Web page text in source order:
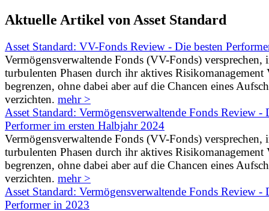
Aktuelle Artikel von Asset Standard
Asset Standard: VV-Fonds Review - Die besten
Vermögensverwaltende Fonds (VV-Fonds) versprechen,
turbulenten Phasen durch ihr aktives Risikomanagement
begrenzen, ohne dabei aber auf die Chancen eines
verzichten. mehr >
Asset Standard: Vermögensverwaltende Fonds Review -
Performer im ersten Halbjahr 2024
Vermögensverwaltende Fonds (VV-Fonds) versprechen,
turbulenten Phasen durch ihr aktives Risikomanagement
begrenzen, ohne dabei aber auf die Chancen eines
verzichten. mehr >
Asset Standard: Vermögensverwaltende Fonds Review -
Performer in 2023